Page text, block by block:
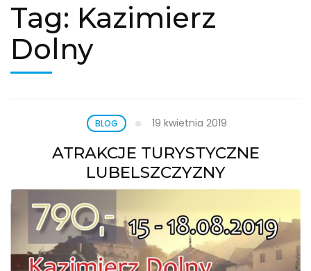
Tag: Kazimierz
Dolny
BLOG 19 kwietnia 2019
ATRAKCJE TURYSTYCZNE
LUBELSZCZYZNY